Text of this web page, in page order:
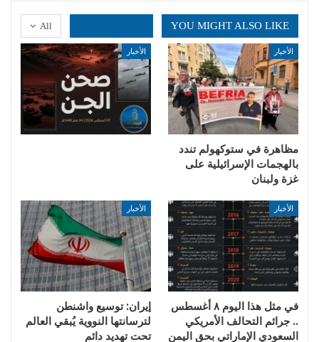
All YOU MIGHT ALSO LIKE
الأخبار
مظاهرة في ستوكهولم تندد
بالهجمات الإسرائيلية على
غزة ولبنان
الأخبار
الأخبار
في مثل هذا اليوم ٨ أغسطس
.. جرائم التحالف الأمريكي
السعودي الإماراتي بحق اليمن
الأخبار
إيران: توسيع واشنطن
لترسانتها النووية يُبقي العالم
تحت تهديد دائم